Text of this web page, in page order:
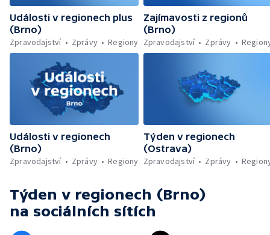
Události v regionech plus
(Brno)
Zpravodajství
Zprávy Regiony
Zajímavosti z regionů
(Brno)
Zpravodajství
Zprávy
Události v regionech
(Brno)
Zpravodajství
Zprávy Regiony
Týden v regionech
(Ostrava)
Zpravodajství
Zprávy
Týden v regionech (Brno)
na sociálních sítích